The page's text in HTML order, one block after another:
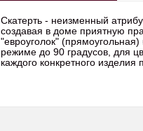
Скатерть - неизменный
создавая в доме приятную
"евроуголок"
режиме до 90 градусов, для
каждого конкретного изделия